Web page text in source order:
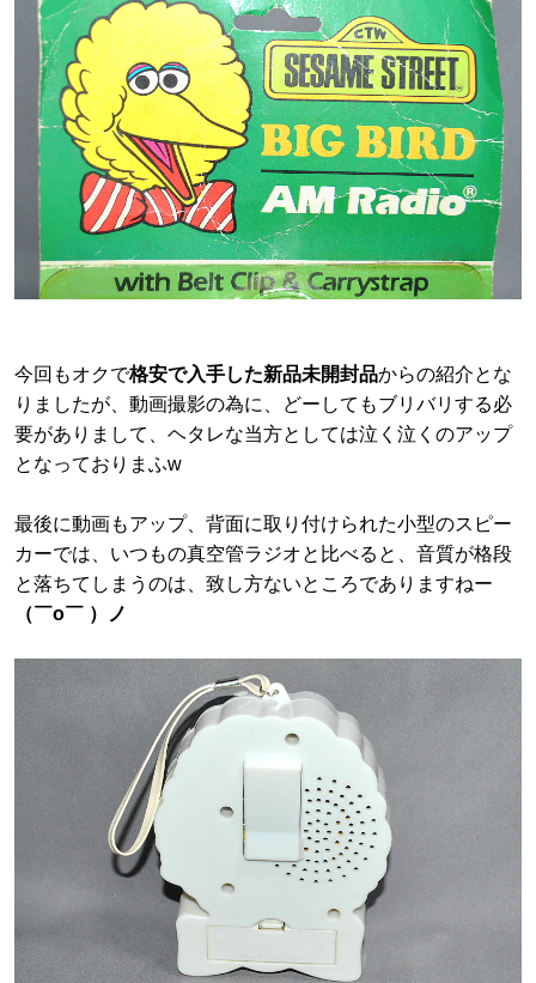
今回もオクで格安で入手した新品未開封品からの紹介とな
りましたが、動画撮影の為に、どーしてもブリバリする必
要がありまして、ヘタレな当方としては泣く泣くのアップ
となっておりまふw
最後に動画もアップ、背面に取り付けられた小型のスピー
カーでは、いつもの真空管ラジオと比べると、音質が格段
と落ちてしまうのは、致し方ないところでありますねー
（￣o￣ ）ノ